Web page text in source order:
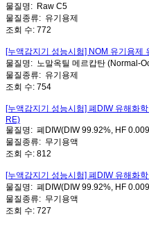
물질명: Raw C5
물질종류: 유기용제
조회 수: 772
[누액감지기 성능시험] NOM 유기용제
물질명: 노말옥틸 메르캅탄 (Normal-
물질종류: 유기용제
조회 수: 754
[누액감지기 성능시험] 폐DIW 유해화
RE)
물질명: 폐DIW(DIW 99.92%, HF
물질종류: 무기용액
조회 수: 812
[누액감지기 성능시험] 폐DIW 유해화
물질명: 폐DIW(DIW 99.92%, HF
물질종류: 무기용액
조회 수: 727